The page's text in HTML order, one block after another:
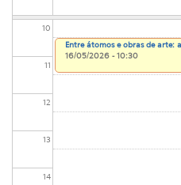
10
11
12
13
14
Entre átomos e obras de
16/05/2026 - 10:30